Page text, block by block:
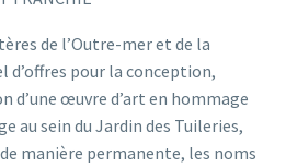
de l’Outre-mer et de la
d’offres pour la conception,
œuvre d’art en hommage
au sein du Jardin des Tuileries,
manière permanente, les noms